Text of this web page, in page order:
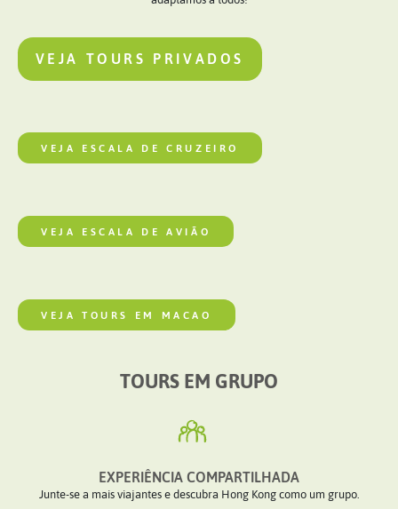
VEJA TOURS PRIVADOS
VEJA ESCALA DE CRUZEIRO
VEJA ESCALA DE AVIÃO
VEJA TOURS EM MACAO
TOURS EM GRUPO
EXPERIÊNCIA COMPARTILHADA
Junte-se a mais viajantes e descubra Hong Kong como um grupo.